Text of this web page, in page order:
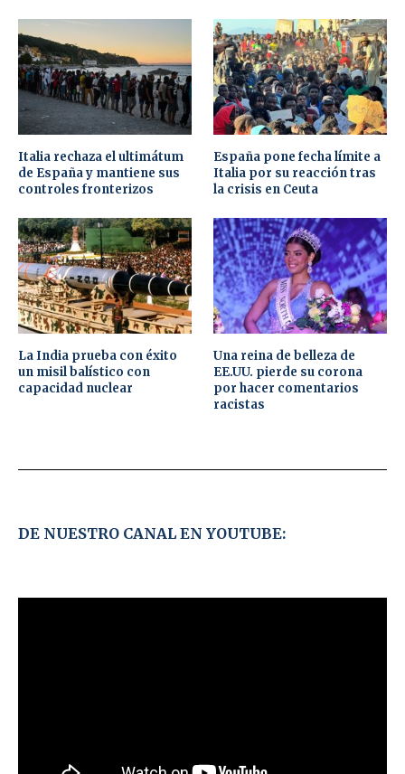
Italia rechaza el ultimátum
de España y mantiene sus
controles fronterizos
España pone fecha límite a
Italia por su reacción tras
la crisis en Ceuta
La India prueba con éxito
un misil balístico con
capacidad nuclear
Una reina de belleza de
EE.UU. pierde su corona
por hacer comentarios
racistas
DE NUESTRO CANAL EN YOUTUBE: